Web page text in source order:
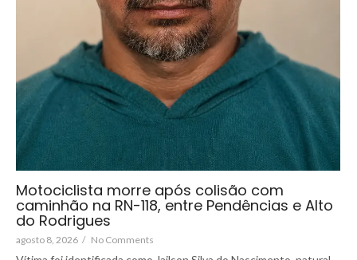
Motociclista morre após colisão com
caminhão na RN-118, entre Pendências e Alto
do Rodrigues
agosto 8, 2026 / No Comments